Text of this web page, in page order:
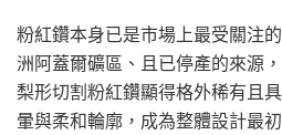
粉紅鑽本身已是市場上最受關注
洲阿蓋爾礦區、且已停產的來源
梨形切割粉紅鑽顯得格外稀有且
暈與柔和輪廓，成為整體設計最